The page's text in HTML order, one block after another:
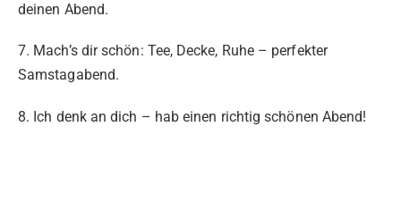
deinen Abend.
7. Mach’s dir schön: Tee, Decke, Ruhe – perfekter
Samstagabend.
8. Ich denk an dich – hab einen richtig schönen Abend!